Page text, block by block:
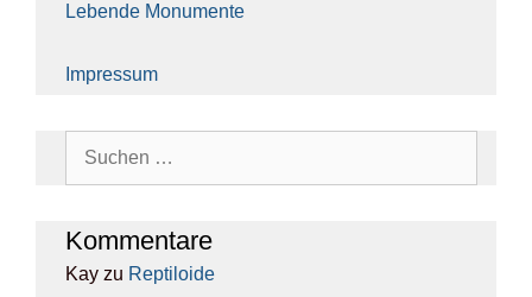
Leben­de Monu­men­te
Impres­sum
Kom­men­ta­re
Kay zu Rep­ti­lo­ide